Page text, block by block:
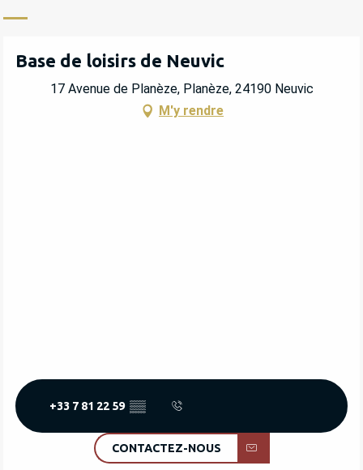
Base de loisirs de Neuvic
17 Avenue de Planèze, Planèze, 24190 Neuvic
M'y rendre
+33 7 81 22 59 ▒▒
CONTACTEZ-NOUS